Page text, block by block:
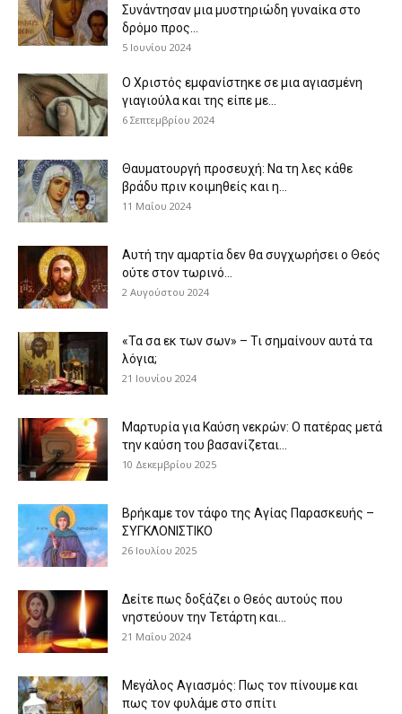
Συνάντησαν μια μυστηριώδη γυναίκα στο
δρόμο προς...
5 Ιουνίου 2024
Ο Χριστός εμφανίστηκε σε μια αγιασμένη
γιαγιούλα και της είπε με...
6 Σεπτεμβρίου 2024
Θαυματουργή προσευχή: Να τη λες κάθε
βράδυ πριν κοιμηθείς και η...
11 Μαΐου 2024
Αυτή την αμαρτία δεν θα συγχωρήσει ο Θεός
ούτε στον τωρινό...
2 Αυγούστου 2024
«Τα σα εκ των σων» – Τι σημαίνουν αυτά τα
λόγια;
21 Ιουνίου 2024
Μαρτυρία για Καύση νεκρών: Ο πατέρας μετά
την καύση του βασανίζεται...
10 Δεκεμβρίου 2025
Βρήκαμε τον τάφο της Αγίας Παρασκευής –
ΣΥΓΚΛΟΝΙΣΤΙΚΟ
26 Ιουλίου 2025
Δείτε πως δοξάζει ο Θεός αυτούς που
νηστεύουν την Τετάρτη και...
21 Μαΐου 2024
Μεγάλος Αγιασμός: Πως τον πίνουμε και
πως τον φυλάμε στο σπίτι